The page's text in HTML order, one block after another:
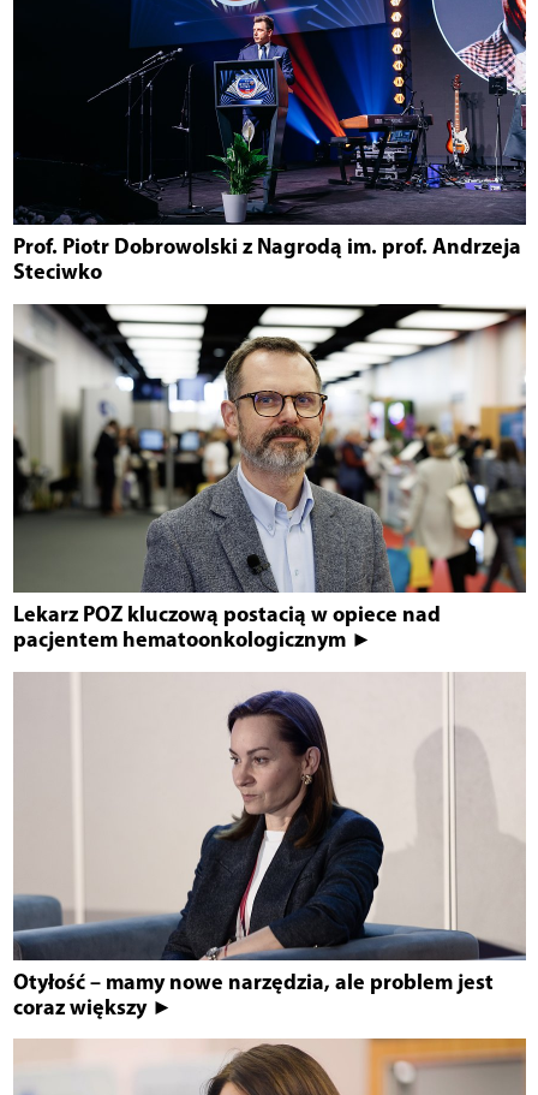
Prof. Piotr Dobrowolski z Nagrodą im. prof. Andrzeja
Steciwko
Lekarz POZ kluczową postacią w opiece nad
pacjentem hematoonkologicznym ►
Otyłość – mamy nowe narzędzia, ale problem jest
coraz większy ►